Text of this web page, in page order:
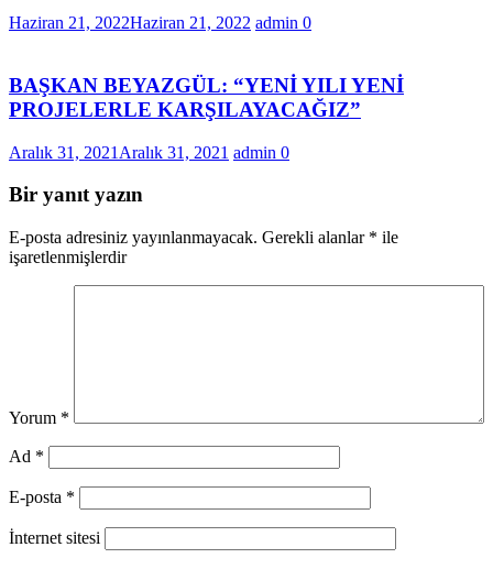
Haziran 21, 2022Haziran 21, 2022 admin 0
BAŞKAN BEYAZGÜL: “YENİ YILI YENİ
PROJELERLE KARŞILAYACAĞIZ”
Aralık 31, 2021 Aralık 31, 2021 admin 0
Bir yanıt yazın
E-posta adresiniz yayınlanmayacak. Gerekli alanlar * ile
işaretlenmişlerdir
Yorum *
Ad *
E-posta *
İnternet sitesi